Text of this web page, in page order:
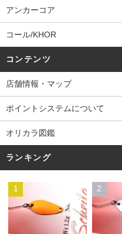
アンカーコア
コール/KHOR
コンテンツ
店舗情報・マップ
ポイントシステムについて
オリカラ図鑑
ランキング
1 2